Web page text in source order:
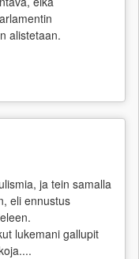
alistetaan.
ja tein samalla
eli ennustus
lukemani gallupit